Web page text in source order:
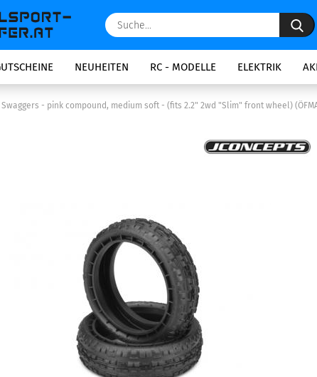
NEUHEITEN RC - MODELLE ELEKTRIK
Swaggers - pink compound, medium soft - (fits 2.2" 2wd "Slim" front wheel)